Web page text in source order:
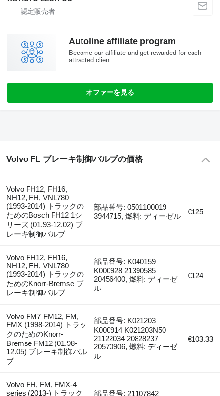
Autoline affiliate program
Become our affiliate and get rewarded for each
attracted client
オファーを見る
Volvo FL ブレーキ制御バルブの価格
Volvo FH12, FH16,
NH12, FH, VNL780
(1993-2014) トラックの
ためのBosch FH12 1シ
リーズ (01.93-12.02) ブ
レーキ制御バルブ
部品番号: 0501100019
3944715, 燃料: ディーゼル
€125
Volvo FH12, FH16,
NH12, FH, VNL780
(1993-2014) トラックの
ためのKnorr-Bremse ブ
レーキ制御バルブ
部品番号: K040159
K000928 21390585
20456400, 燃料: ディーゼ
ル
€124
Volvo FM7-FM12, FM,
FMX (1998-2014) トラッ
クのためのKnorr-
Bremse FM12 (01.98-
12.05) ブレーキ制御バル
ブ
部品番号: K021203
K000914 K021203N50
21122034 20828237
20570906, 燃料: ディーゼ
ル
€103.33
Volvo FH, FM, FMX-4
series (2013-) トラック
部品番号: 21107842